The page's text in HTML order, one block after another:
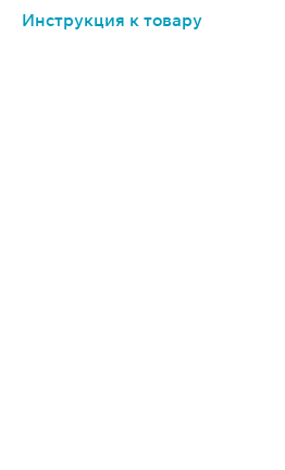
Инструкция к товару